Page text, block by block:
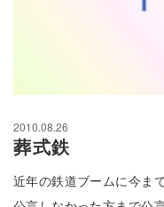
2010.08.26
葬式鉄
近年の鉄道ブームに今ま